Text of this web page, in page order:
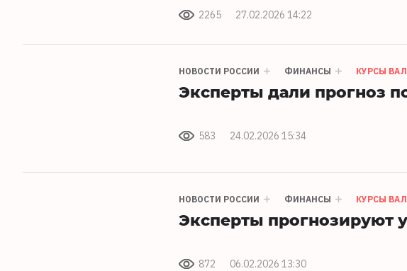
2265 27.02.2026 14:22
НОВОСТИ РОССИИ ФИНАНСЫ КУРСЫ
Эксперты дали прогноз
583 24.02.2026 15:34
НОВОСТИ РОССИИ ФИНАНСЫ КУРСЫ
Эксперты прогнозируют
872 06.02.2026 13:30